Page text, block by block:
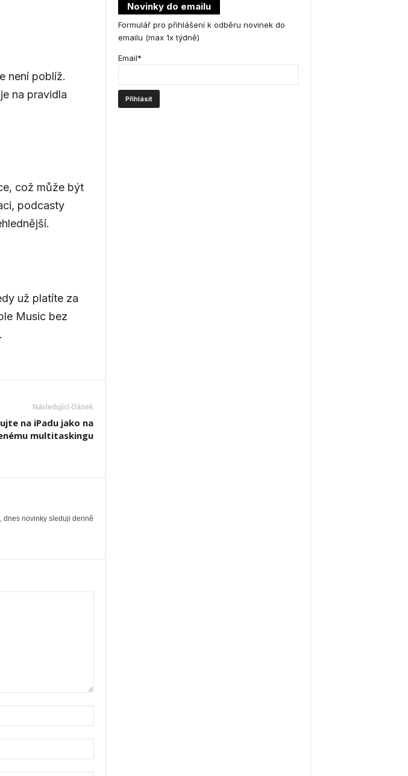
není poblíž.
na pravidla
což může být
podcasty
už platíte za
Music bez
Následující článek
na iPadu jako na
multitaskingu
dnes novinky sleduji denně
Novinky do emailu
Formulář pro přihlášení k odběru novinek do
emailu (max 1x týdně)
Email*